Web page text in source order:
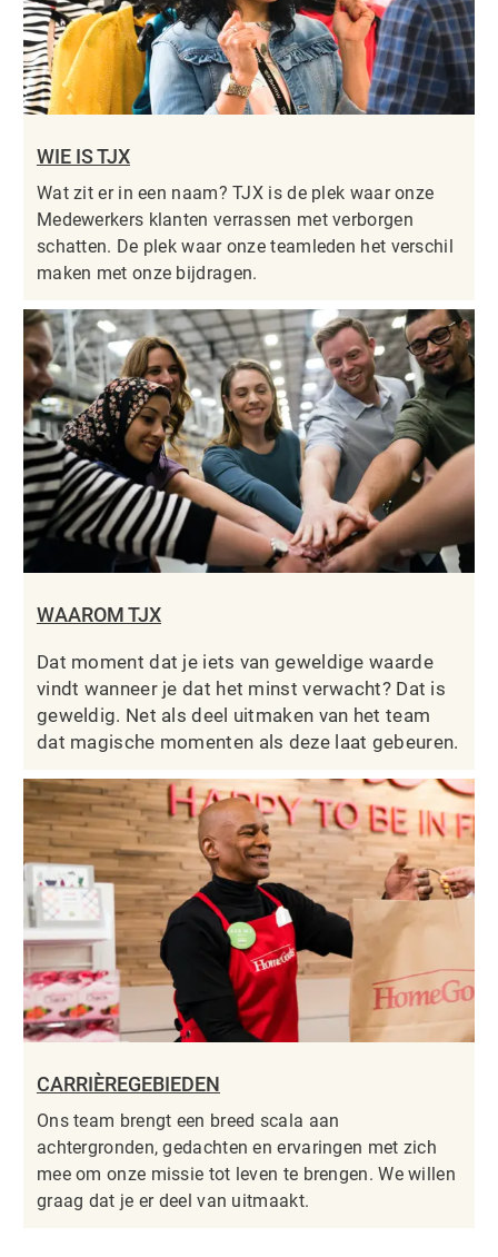
WIE IS TJX
Wat zit er in een naam? TJX is de plek waar onze
Medewerkers klanten verrassen met verborgen
schatten. De plek waar onze teamleden het verschil
maken met onze bijdragen.
WAAROM TJX
Dat moment dat je iets van geweldige waarde
vindt wanneer je dat het minst verwacht? Dat is
geweldig. Net als deel uitmaken van het team
dat magische momenten als deze laat gebeuren.
CARRIÈREGEBIEDEN
Ons team brengt een breed scala aan
achtergronden, gedachten en ervaringen met zich
mee om onze missie tot leven te brengen. We willen
graag dat je er deel van uitmaakt.